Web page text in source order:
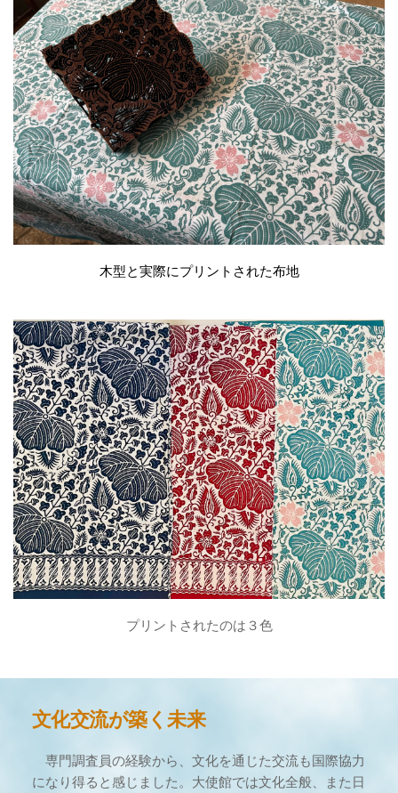
木型と実際にプリントされた布地
プリントされたのは３色
文化交流が築く未来
専門調査員の経験から、文化を通じた交流も国際協力
になり得ると感じました。大使館では文化全般、また日